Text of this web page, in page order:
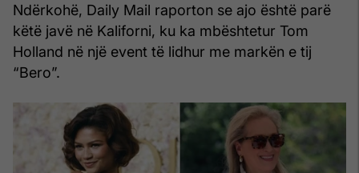
Ndërkohë, Daily Mail raporton se ajo është parë
këtë javë në Kaliforni, ku ka mbështetur Tom
Holland në një event të lidhur me markën e tij
“Bero”.